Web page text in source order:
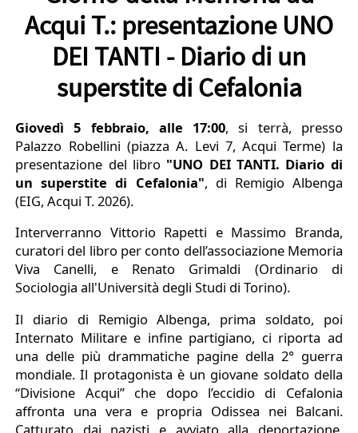
Acqui T.: presentazione UNO
DEI TANTI - Diario di un
superstite di Cefalonia
Giovedì 5 febbraio, alle 17:00, si terrà, presso
Palazzo Robellini (piazza A. Levi 7, Acqui Terme) la
presentazione del libro "UNO DEI TANTI. Diario di
un superstite di Cefalonia", di Remigio Albenga
(EIG, Acqui T. 2026).
Interverranno Vittorio Rapetti e Massimo Branda,
curatori del libro per conto dell’associazione Memoria
Viva Canelli, e Renato Grimaldi (Ordinario di
Sociologia all'Università degli Studi di Torino).
Il diario di Remigio Albenga, prima soldato, poi
Internato Militare e infine partigiano, ci riporta ad
una delle più drammatiche pagine della 2° guerra
mondiale. Il protagonista è un giovane soldato della
“Divisione Acqui” che dopo l’eccidio di Cefalonia
affronta una vera e propria Odissea nei Balcani.
Catturato dai nazisti e avviato alla deportazione,